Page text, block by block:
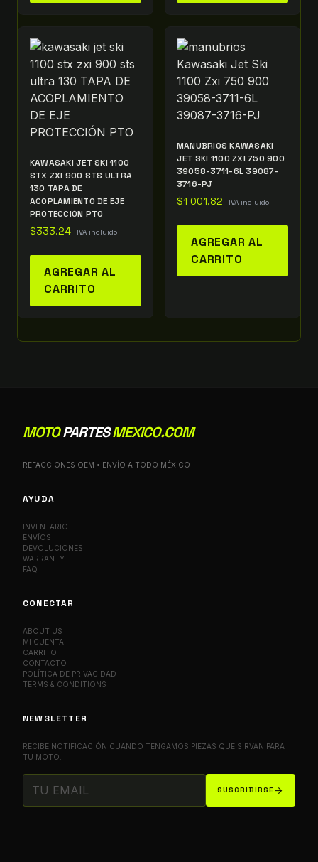
KAWASAKI JET SKI 1100
STX ZXI 900 STS ULTRA
130 TAPA DE
ACOPLAMIENTO DE EJE
PROTECCIÓN PTO
$333.24 IVA incluido
AGREGAR AL
CARRITO
MANUBRIOS KAWASAKI
JET SKI 1100 ZXI 750 900
39058-3711-6L 39087-
3716-PJ
$1 001.82 IVA incluido
AGREGAR AL
CARRITO
MOTOPARTESMEXICO.COM
REFACCIONES OEM • ENVÍO A TODO MÉXICO
AYUDA
INVENTARIO
ENVÍOS
DEVOLUCIONES
WARRANTY
FAQ
CONECTAR
ABOUT US
MI CUENTA
CARRITO
CONTACTO
POLÍTICA DE PRIVACIDAD
TERMS & CONDITIONS
NEWSLETTER
RECIBE NOTIFICACIÓN CUANDO TENGAMOS PIEZAS QUE SIRVAN PARA
TU MOTO.
SUSCRIBIRSE arrow_forward